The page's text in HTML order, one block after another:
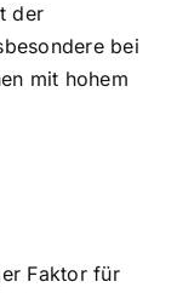
der
bei
mit hohem
Faktor für